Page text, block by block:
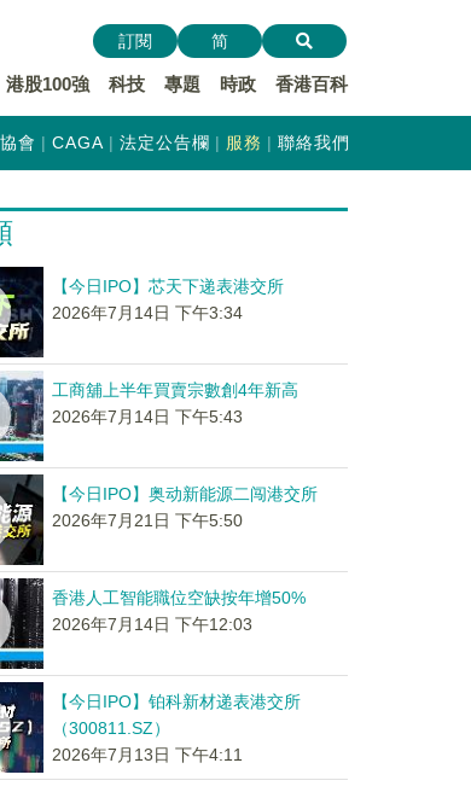
港股100強 科技 專題 時政 香港百科
訂閱 简
會 CAGA 法定公告欄 服務 聯絡我們
【今日IPO】芯天下递表港交所
2026年7月14日 下午3:34
工商舖上半年買賣宗數創4年新高
2026年7月14日 下午5:43
【今日IPO】奥动新能源二闯港交所
2026年7月21日 下午5:50
香港人工智能職位空缺按年增50%
2026年7月14日 下午12:03
【今日IPO】铂科新材递表港交所
（300811.SZ）
2026年7月13日 下午4:11